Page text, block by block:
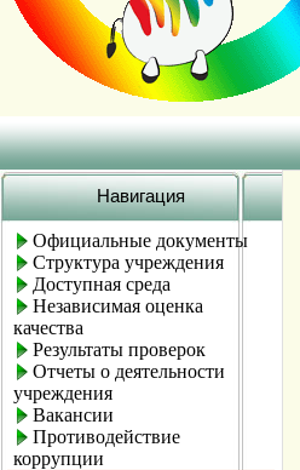
Навигация
Официальные документы
Структура учреждения
Доступная среда
Независимая оценка
качества
Результаты проверок
Отчеты о деятельности
учреждения
Вакансии
Противодействие
коррупции